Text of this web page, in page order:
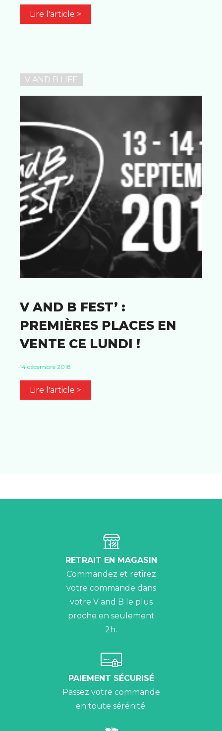
Lire l'article >
V AND B LIFE
V AND B FEST’ :
PREMIÈRES PLACES EN
VENTE CE LUNDI !
14 décembre 2018
Lire l'article >
RETRAIT EN MAGASIN
Commandez et retirez
votre commande dans
votre V and B le plus
proche en seulement
2h.
PAIEMENT SÉCURISÉ
Passez votre commande
en toute sérénité.